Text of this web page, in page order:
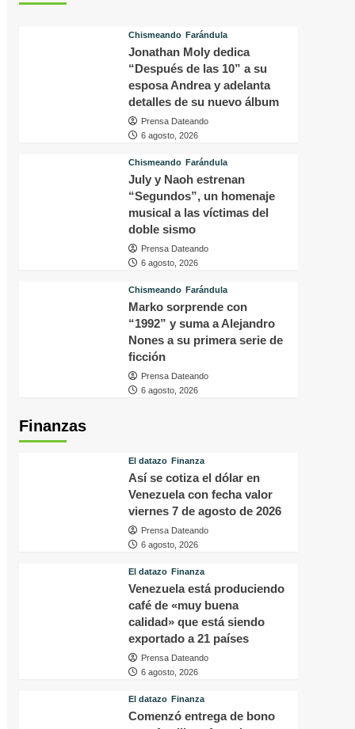
Chismeando Farándula
Jonathan Moly dedica
“Después de las 10” a su
esposa Andrea y adelanta
detalles de su nuevo álbum
Prensa Dateando
6 agosto, 2026
Chismeando Farándula
July y Naoh estrenan
“Segundos”, un homenaje
musical a las víctimas del
doble sismo
Prensa Dateando
6 agosto, 2026
Chismeando Farándula
Marko sorprende con
“1992” y suma a Alejandro
Nones a su primera serie de
ficción
Prensa Dateando
6 agosto, 2026
Finanzas
El datazo Finanza
Así se cotiza el dólar en
Venezuela con fecha valor
viernes 7 de agosto de 2026
Prensa Dateando
6 agosto, 2026
El datazo Finanza
Venezuela está produciendo
café de «muy buena
calidad» que está siendo
exportado a 21 países
Prensa Dateando
6 agosto, 2026
El datazo Finanza
Comenzó entrega de bono